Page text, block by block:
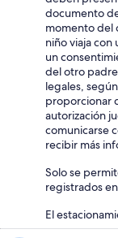
documento
momento del
niño viaja
un
del otro
legales,
proporcionar
autorización
comunicarse
recibir más
Solo se
registrados
El